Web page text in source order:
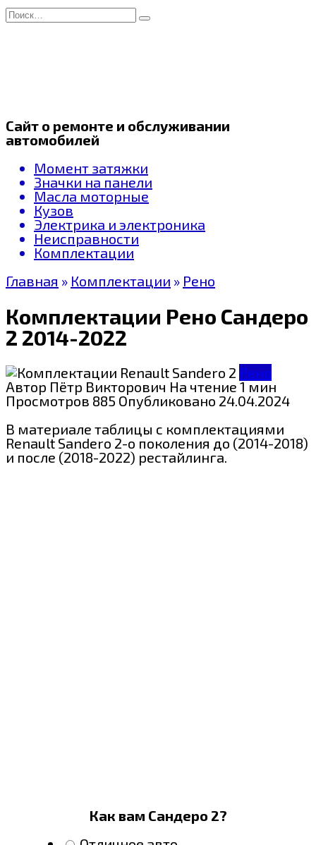
Перейти
к
Search
for:
Сайт о ремонте и обслуживании
автомобилей
Момент затяжки
Значки на панели
Масла моторные
Кузов
Электрика и электроника
Неисправности
Комплектации
Главная » Комплектации » Рено
Комплектации Рено Сандеро
2 2014-2022
Рено
Автор Пётр Викторович На чтение1 мин
Просмотров 885 Опубликовано 24.04.2024
В материале таблицы с комплектациями
Renault Sandero 2-о поколения до (2014-2018)
и после (2018-2022) рестайлинга.
Как вам Сандеро 2?